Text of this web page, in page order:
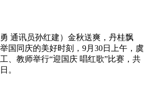
通讯员孙红建）金秋送爽，丹桂飘
国同庆的美好时刻，9月30日上午，虞
、教师举行“迎国庆 唱红歌”比赛，共
。